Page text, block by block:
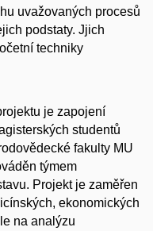
uvažovaných procesů
podstaty. Jjich
techniky
je zapojení
studentů
fakulty MU
týmem
Projekt je zaměřen
ekonomických
na analýzu